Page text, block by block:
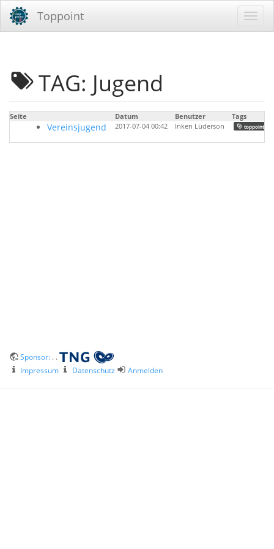
Toppoint
TAG: Jugend
Seite Datum Benutzer Tags
Vereinsjugend 2017-07-04 00:42 Inken Lüderson toppoint
Sponsor: . .
Impressum
Datenschutz Anmelden